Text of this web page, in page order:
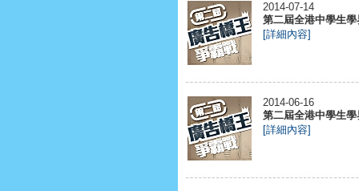
2014-07-14
第二屆全港中學生
[詳細內容]
2014-06-16
第二屆全港中學生
[詳細內容]